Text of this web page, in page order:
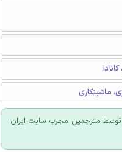
ماشینکاری
توسط مترجمین مجرب سایت ایران